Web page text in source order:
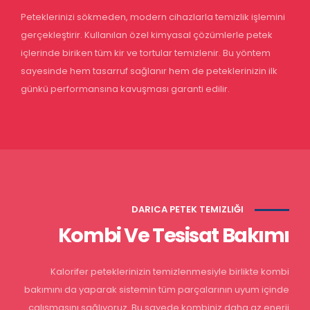
Peteklerinizi sökmeden, modern cihazlarla temizlik işlemini
gerçekleştirir. Kullanılan özel kimyasal çözümlerle petek
içlerinde biriken tüm kir ve tortular temizlenir. Bu yöntem
sayesinde hem tasarruf sağlanır hem de peteklerinizin ilk
günkü performansına kavuşması garanti edilir.
DARICA PETEK TEMIZLIĞI
Kombi Ve Tesisat Bakımı
Kalorifer peteklerinizin temizlenmesiyle birlikte kombi
bakımını da yaparak sistemin tüm parçalarının uyum içinde